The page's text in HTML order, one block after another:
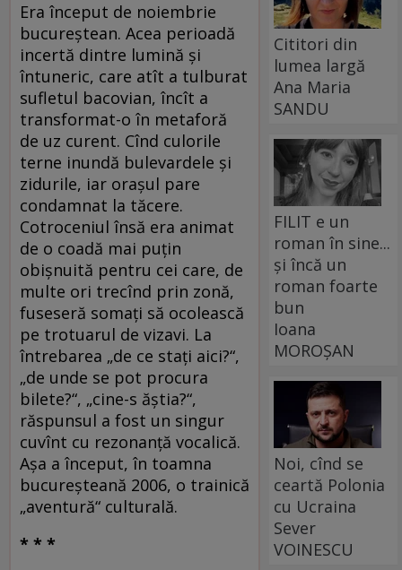
Era început de noiembrie
bucureştean. Acea perioadă
incertă dintre lumină şi
întuneric, care atît a tulburat
sufletul bacovian, încît a
transformat-o în metaforă
de uz curent. Cînd culorile
terne inundă bulevardele şi
zidurile, iar oraşul pare
condamnat la tăcere.
Cotroceniul însă era animat
de o coadă mai puţin
obişnuită pentru cei care, de
multe ori trecînd prin zonă,
fuseseră somaţi să ocolească
pe trotuarul de vizavi. La
întrebarea „de ce staţi aici?“,
„de unde se pot procura
bilete?“, „cine-s ăştia?“,
răspunsul a fost un singur
cuvînt cu rezonanţă vocalică.
Aşa a început, în toamna
bucureşteană 2006, o trainică
„aventură“ culturală.
* * *
Cititori din
lumea largă
Ana Maria
SANDU
FILIT e un
roman în sine...
și încă un
roman foarte
bun
Ioana
MOROȘAN
Noi, cînd se
ceartă Polonia
cu Ucraina
Sever
VOINESCU